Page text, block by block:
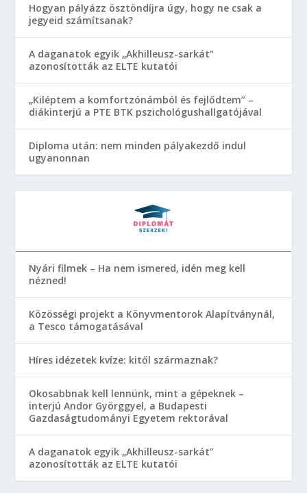
Hogyan pályázz ösztöndíjra úgy, hogy ne csak a
jegyeid számítsanak?
A daganatok egyik „Akhilleusz-sarkát”
azonosították az ELTE kutatói
„Kiléptem a komfortzónámból és fejlődtem” –
diákinterjú a PTE BTK pszichológushallgatójával
Diploma után: nem minden pályakezdő indul
ugyanonnan
Nyári filmek – Ha nem ismered, idén meg kell
nézned!
Közösségi projekt a Könyvmentorok Alapítványnál,
a Tesco támogatásával
Híres idézetek kvíze: kitől származnak?
Okosabbnak kell lennünk, mint a gépeknek –
interjú Andor Györggyel, a Budapesti
Gazdaságtudományi Egyetem rektorával
A daganatok egyik „Akhilleusz-sarkát”
azonosították az ELTE kutatói